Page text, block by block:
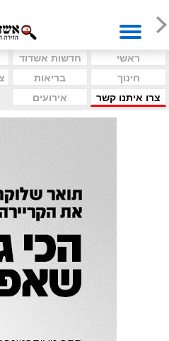
ראשי חדשות אשדוד
חינוך
בריאות
צרו איתנו קשר
אירועים